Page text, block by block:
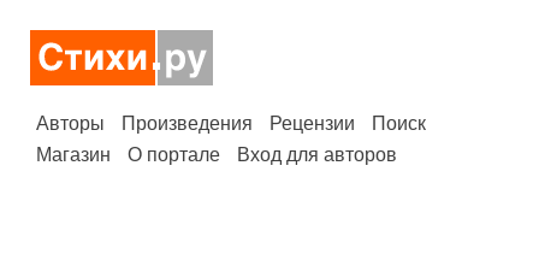
Авторы Произведения Рецензии
Поиск
Магазин
О портале Вход для авторов